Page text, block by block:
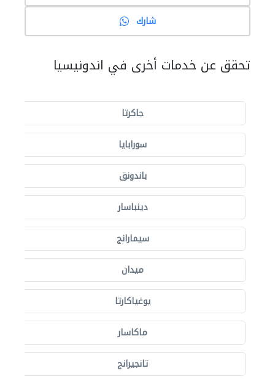
شارك
تحقق عن خدمات أخرى في اندونيسيا
جاكرتا
سورابايا
باندونق
دينباسار
سيمارانج
ميدان
يوغياكارتا
ماكاسار
تانجيرانج